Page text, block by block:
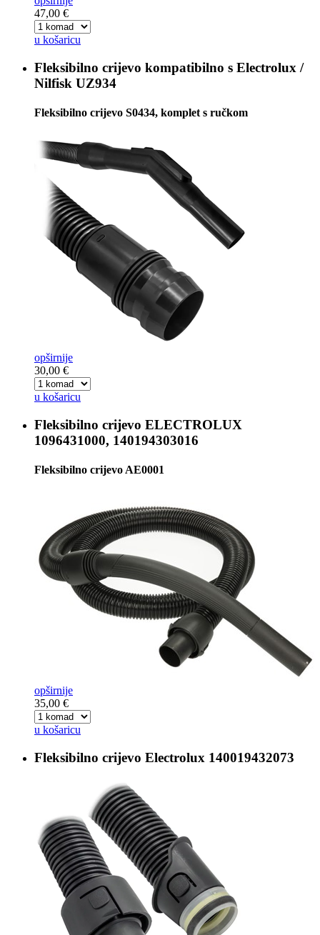
47,00 €
u košaricu
Fleksibilno crijevo kompatibilno s Electrolux /
Nilfisk UZ934
Fleksibilno crijevo S0434, komplet s ručkom
opširnije
30,00 €
u košaricu
Fleksibilno crijevo ELECTROLUX
1096431000, 140194303016
Fleksibilno crijevo AE0001
opširnije
35,00 €
u košaricu
Fleksibilno crijevo Electrolux 140019432073